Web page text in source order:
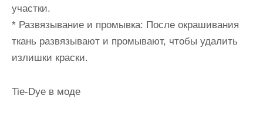
участки.
* Развязывание и промывка: После окрашивания
ткань развязывают и промывают, чтобы удалить
излишки краски.
Tie-Dye в моде